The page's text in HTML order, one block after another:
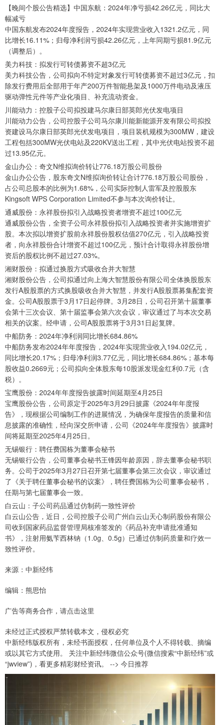
【晚间个股公告精选】中国东航：2024年净亏损42.26亿元，同比大
幅减亏
中国东航发布2024年度报告，2024年实现营业收入1321.2亿元，同
比增长16.11%；归母净利润亏损42.26亿元，上年同期亏损81.9亿元
（调整后）。
美力科技：拟发行可转债募资不超3亿元
美力科技公告，公司拟向不特定对象发行可转债募资不超过3亿元，扣
除发行费用后全部用于年产200万件智能悬架及1000万件电动及液压
驱动弹性元件等产业化项目、补充流动资金。
川能动力：控股子公司拟投建马尔康日部英郎光伏发电项目
川能动力公告，公司控股子公司马尔康川能新能源开发有限公司拟投
资建设马尔康日部英郎光伏发电项目，项目装机规模为300MW，建设
工程包括300MW光伏电站及220KV送出工程，其中光伏电站投资不超
过13.95亿元。
金山办公：奇文N维拟询价转让776.18万股公司股份
金山办公公告，股东奇文N维拟询价转让合计776.18万股公司股份，
占公司总股本的比例为1.68%，公司实际控制人雷军及控股股东
Kingsoft WPS Corporation Limited不参与本次询价转让。
通威股份：永祥股份拟引入战略投资者增资不超过100亿元
通威股份公告，全资子公司永祥股份拟引入战略投资者并实施增资扩
股。本次拟以增资扩股前永祥股份股权估值270亿元，引入战略投资
者，向永祥股份合计增资不超过100亿元，预计合计取得永祥股份增
资后的股权比例不超过27.03%。
湘财股份：拟通过换股方式吸收合并大智慧
湘财股份公告，公司拟通过向上海大智慧股份有限公司全体换股股东
发行A股股票的方式换股吸收合并大智慧，并发行A股股票募集配套资
金。公司A股股票于3月17日起停牌。3月28日，公司召开第十届董事
会第十三次会议、第十届监事会第六次会议，审议通过了与本次交易
相关的议案。经申请，公司A股股票将于3月31日起复牌。
中船防务：2024年净利润同比增长684.86%
中船防务发布2024年年度报告，2024年实现营业收入194.02亿元，
同比增长20.17%；归母净利润3.77亿元，同比增长684.86%；基本每
股收益0.2669元；公司拟向全体股东每10股派发现金红利0.7元（含
税）。
宝鹰股份：2024年年度报告披露时间延期至4月25日
宝鹰股份公告，公司原定于2025年3月29日披露《2024年年度报
告》，现根据公司编制工作的进展情况，为确保年度报告的质量和信
息披露的准确性，经向深交所申请，公司《2024年年度报告》披露时
间将延期至2025年4月25日。
无锡银行：聘任费国栋为董事会秘书
无锡银行公告，公司董事会秘书王锋因年龄原因，辞去董事会秘书职
务。公司于2025年3月27日召开第七届董事会第三次会议，审议通过
了《关于聘任董事会秘书的议案》，聘任费国栋为公司董事会秘书，
任期与第七届董事会一致。
白云山：子公司药品通过仿制药一致性评价
白云山公告，近日，公司控股子公司广州白云山天心制药股份有限公
司收到国家药品监督管理局核准签发的《药品补充申请批准通知
书》，注射用氨苄西林钠（1.0g、0.5g）已通过仿制药质量和疗效一
致性评价。
来源：中新经纬
编辑：熊思怡
广告等商务合作，请点击这里
未经过正式授权严禁转载本文，侵权必究
中新经纬版权所有，未经书面授权，任何单位及个人不得转载、摘编
或以其它方式使用。 关注中新经纬微信公众号(微信搜索“中新经纬”或
“jwview”)，看更多精彩财经资讯。 --> 今日推荐